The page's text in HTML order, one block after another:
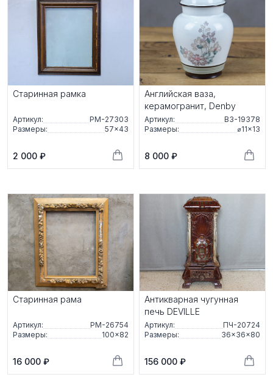
Старинная рамка
Артикул:
РМ-27303
Размеры:
57×43
2 000 ₽
Английская ваза,
керамогранит, Denby
Артикул:
ВЗ-19378
Размеры:
⌀11×13
8 000 ₽
Старинная рама
Артикул:
РМ-26754
Размеры:
100×82
16 000 ₽
Антикварная чугунная
печь DEVILLE
Артикул:
ПЧ-20724
Размеры:
36×36×80
156 000 ₽